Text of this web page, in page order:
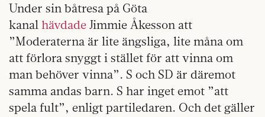
Under sin båtresa på Göta
kanal hävdade Jimmie Åkesson att
”Moderaterna är lite ängsliga, lite måna om
att förlora snyggt i stället för att vinna om
man behöver vinna”. S och SD är däremot
samma andas barn. S har inget emot ”att
spela fult”, enligt partiledaren. Och det gäller